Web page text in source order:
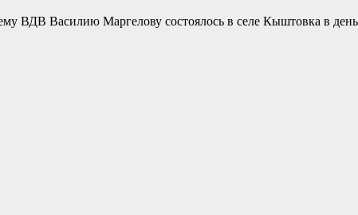
ВДВ Василию Маргелову состоялось в селе Кыштовка в